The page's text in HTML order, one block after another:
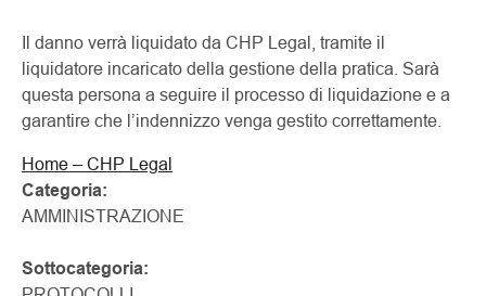
Il danno verrà liquidato da CHP Legal, tramite il
liquidatore incaricato della gestione della pratica. Sarà
questa persona a seguire il processo di liquidazione e a
garantire che l’indennizzo venga gestito correttamente.
Home – CHP Legal
Categoria:
AMMINISTRAZIONE
Sottocategoria: